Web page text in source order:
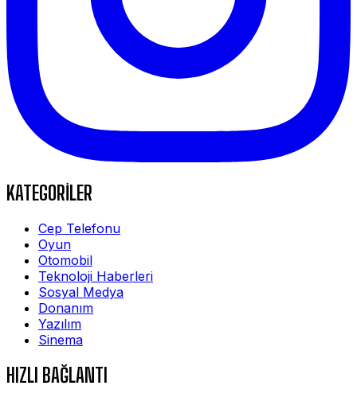
KATEGORİLER
Cep Telefonu
Oyun
Otomobil
Teknoloji Haberleri
Sosyal Medya
Donanım
Yazılım
Sinema
HIZLI BAĞLANTI